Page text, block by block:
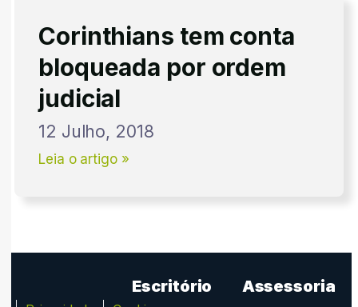
Corinthians tem conta
bloqueada por ordem
judicial
12 Julho, 2018
Leia o artigo »
Escritório Assessoria